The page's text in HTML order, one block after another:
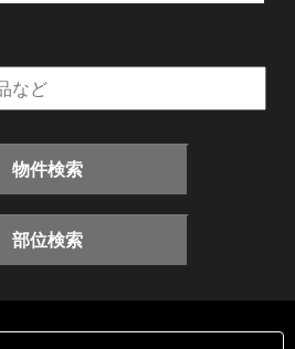
物件検索
部位検索